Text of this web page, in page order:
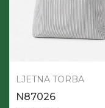
LJETNA TORBA
N87026